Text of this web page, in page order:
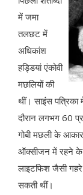
में जमा
तलछट में
अधिकांश
हड्डियां एंकोवी
मछलियों की
थीं। साइंस पत्रिका
दौरान लगभग 60
गोबी मछली के
ऑक्सीजन में रहने के
लाइटफिश जैसी
सकती थीं।